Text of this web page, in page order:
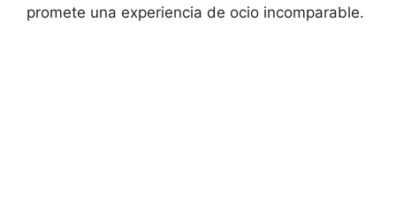
promete una experiencia de ocio incomparable.